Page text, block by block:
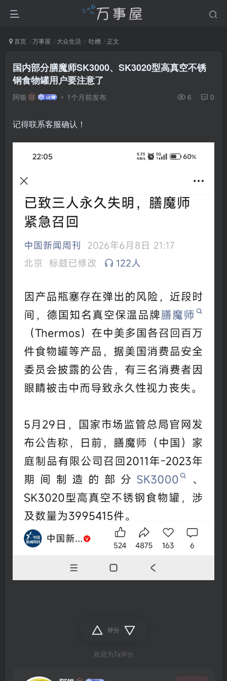
首页 万事屋 大众生活 吐槽 正文
国内部分膳魔师SK3000、SK3020型高真空不锈
钢食物罐用户要注意了
阿银 1个月前发布 6 0
记得联系客服确认！
评分
欢迎为Ta评分